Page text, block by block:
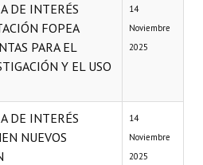
DE INTERÉS
FOPEA
PARA EL
Y EL USO
14
Noviembre
2025
DE INTERÉS
NUEVOS
14
Noviembre
2025